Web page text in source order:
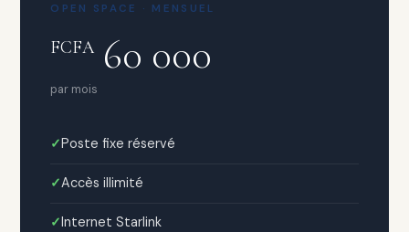
OPEN SPACE · MENSUEL
FCFA60 000
par mois
Poste fixe réservé
Accès illimité
Internet Starlink